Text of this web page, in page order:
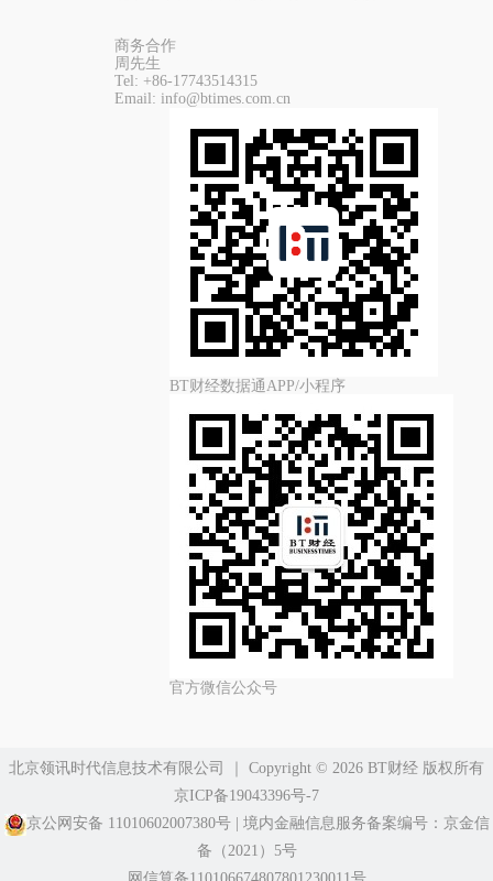
商务合作
周先生
Tel: +86-17743514315
Email: info@btimes.com.cn
BT财经数据通APP/小程序
官方微信公众号
北京领讯时代信息技术有限公司
｜ Copyright ©️ 2026 BT财经 版权所有
京ICP备19043396号-7
京公网安备 11010602007380号| 境内金融信息服务备案编号：京金信
备（2021）5号